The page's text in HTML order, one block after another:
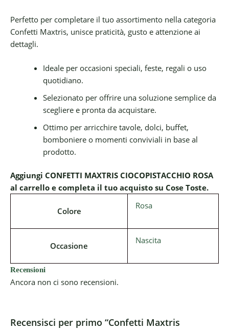
Perfetto per completare il tuo assortimento nella categoria
Confetti Maxtris, unisce praticità, gusto e attenzione ai
dettagli.
Ideale per occasioni speciali, feste, regali o uso
quotidiano.
Selezionato per offrire una soluzione semplice da
scegliere e pronta da acquistare.
Ottimo per arricchire tavole, dolci, buffet,
bomboniere o momenti conviviali in base al
prodotto.
Aggiungi CONFETTI MAXTRIS CIOCOPISTACCHIO ROSA
al carrello e completa il tuo acquisto su Cose Toste.
Colore
Rosa
Occasione
Nascita
Recensioni
Ancora non ci sono recensioni.
Recensisci per primo “Confetti Maxtris